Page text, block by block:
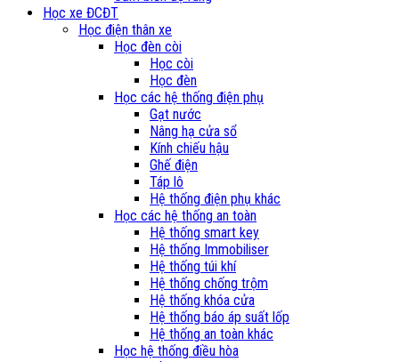
Học xe ĐCĐT
Học điện thân xe
Học đèn còi
Học còi
Học đèn
Học các hệ thống điện phụ
Gạt nước
Nâng hạ cửa sổ
Kính chiếu hậu
Ghế điện
Táp lô
Hệ thống điện phụ khác
Học các hệ thống an toàn
Hệ thống smart key
Hệ thống Immobiliser
Hệ thống túi khí
Hệ thống chống trộm
Hệ thống khóa cửa
Hệ thống báo áp suất lốp
Hệ thống an toàn khác
Học hệ thống điều hòa